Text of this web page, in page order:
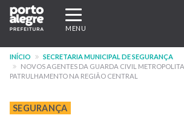
Pular
para
conteúdo
principal
Expandir/recolher
navegação
MENU
INÍCIO
SECRETARIA MUNICIPAL DE SEGURANÇA
NOVOS AGENTES DA GUARDA CIVIL
PATRULHAMENTO NA REGIÃO CENTRAL
SEGURANÇA